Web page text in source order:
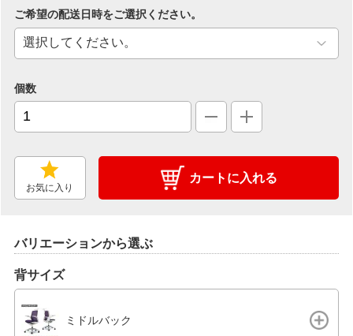
ご希望の配送日時をご選択ください。
個数
お気に入り
カートに入れる
バリエーションから選ぶ
背サイズ
ミドルバック